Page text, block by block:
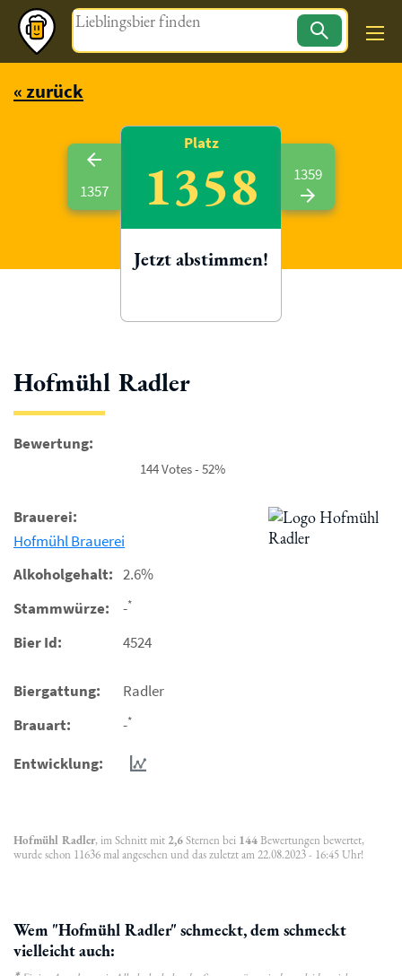
Magazin
« zurück
Hofmühl Radler
Bewertung:
144 Votes - 52%
Brauerei:
Hofmühl Brauerei
Alkoholgehalt: 2.6%
Stammwürze:
-*
Bier Id: 4524
Biergattung:
Radler
Brauart:
-*
Entwicklung:
Hofmühl Radler, im Schnitt mit 2,6Sternen bei 144Bewertungen bewertet,
wurde schon 11636 mal angesehen und das zuletzt am 22.08.2023 - 16:45 Uhr!
Wem "Hofmühl Radler" schmeckt, dem schmeckt
vielleicht auch:
1357
Platz
1358
Jetzt abstimmen!
1359